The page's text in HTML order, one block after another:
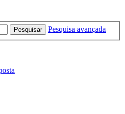
Pesquisar Pesquisa avançada